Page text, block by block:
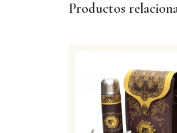
Productos